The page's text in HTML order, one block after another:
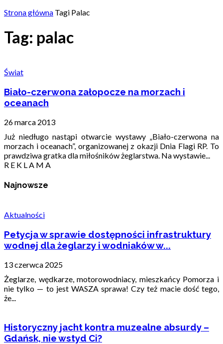
Strona główna Tagi Palac
Tag: palac
Świat
Biało-czerwona załopocze na morzach i
oceanach
26 marca 2013
Już niedługo nastąpi otwarcie wystawy „Biało-czerwona na
morzach i oceanach”, organizowanej z okazji Dnia Flagi RP. To
prawdziwa gratka dla miłośników żeglarstwa. Na wystawie...
R E K L A M A
Najnowsze
Aktualności
Petycja w sprawie dostępności infrastruktury
wodnej dla żeglarzy i wodniaków w...
13 czerwca 2025
Żeglarze, wędkarze, motorowodniacy, mieszkańcy Pomorza i
nie tylko — to jest WASZA sprawa! Czy też macie dość tego,
że...
Historyczny jacht kontra muzealne absurdy –
Gdańsk, nie wstyd Ci?